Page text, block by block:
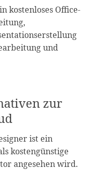
kostenloses Office-
und
zur
ist ein
kostengünstige
angesehen wird.